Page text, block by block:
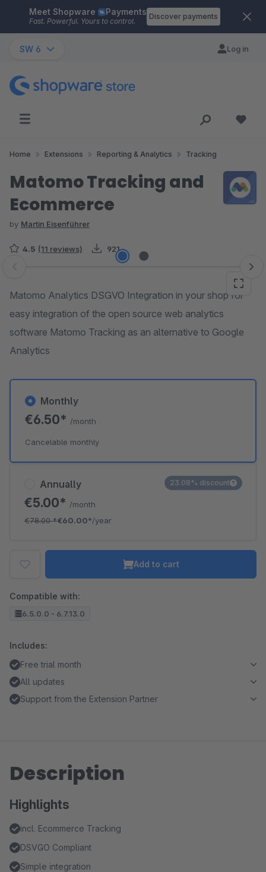
Skip to main content
Meet Shopware Payments
Fast. Powerful. Yours to control.
Discover payments
SW 6 Log in
Home Extensions Reporting & Analytics Tracking
Matomo Tracking and
Ecommerce
by Martin Eisenführer
4.5 (11 reviews) 921
Skip image gallery
Matomo Analytics DSGVO Integration in your shop for
easy integration of the open source web analytics
software Matomo Tracking as an alternative to Google
Analytics
Annually
€5.00* /month
€78.00*€60.00*/year
23.08% discount
Monthly
€6.50* /month
Cancelable monthly
Add to cart
Compatible with:
6.5.0.0 - 6.7.13.0
Includes:
Free trial month
All updates
Support from the Extension Partner
Description
Highlights
incl. Ecommerce Tracking
DSVGO Compliant
Simple integration